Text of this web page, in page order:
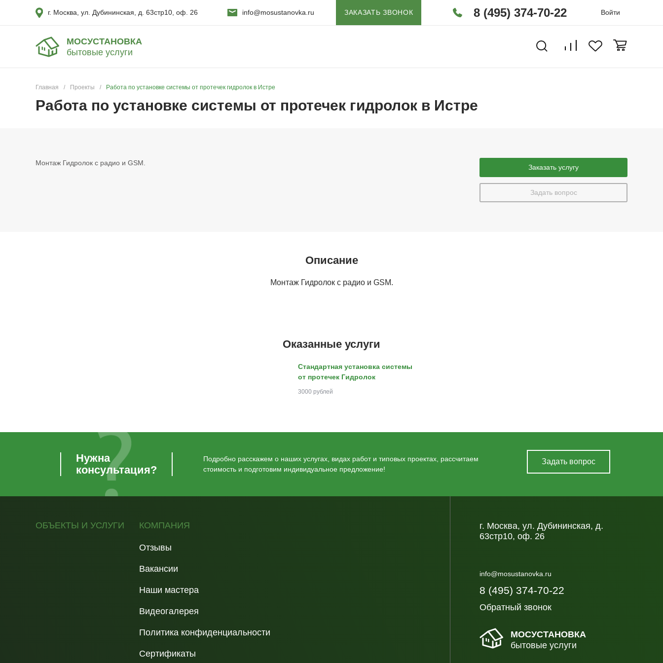
г. Москва, ул. Дубининская, д. 63стр10, оф. 26 info@mosustanovka.ru ЗАКАЗАТЬ ЗВОНОК 8 (495) 374-70-22 Войти
МОСУСТАНОВКА
бытовые услуги
Главная / Проекты / Работа по установке системы от протечек гидролок в Истре
Работа по установке системы от протечек гидролок в Истре
Монтаж Гидролок с радио и GSM.
Заказать услугу
Задать вопрос
Описание
Монтаж Гидролок с радио и GSM.
Оказанные услуги
Стандартная установка системы
от протечек Гидролок
3000 рублей
Нужна
консультация?
Подробно расскажем о наших услугах, видах работ и типовых проектах, рассчитаем
стоимость и подготовим индивидуальное предложение!
Задать вопрос
ОБЪЕКТЫ И УСЛУГИ КОМПАНИЯ
Отзывы
Вакансии
Наши мастера
Видеогалерея
Политика конфиденциальности
Сертификаты
г. Москва, ул. Дубининская, д.
63стр10, оф. 26
info@mosustanovka.ru
8 (495) 374-70-22
Обратный звонок
МОСУСТАНОВКА
бытовые услуги